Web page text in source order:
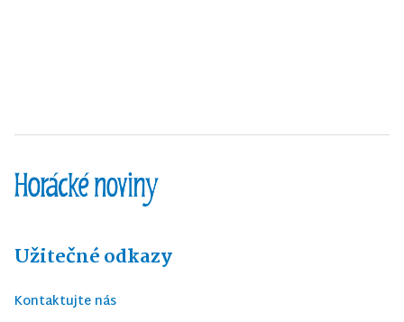
Užitečné odkazy
Kontaktujte nás